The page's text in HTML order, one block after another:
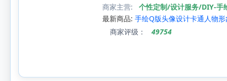
商家主营:
个性定制/设计服务/DIY-手
最新商品: 手绘Q版头像设计卡通人物
商家评级：
49754